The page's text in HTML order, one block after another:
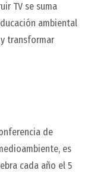
TV se suma
ambiental
transformar
de
es
cada año el 5